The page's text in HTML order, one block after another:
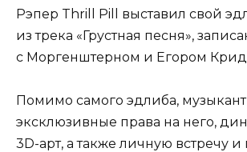
Рэпер Thrill Pill выставил свой
из трека «Грустная песня»,
с Моргенштерном и Егором
Помимо самого эдлиба,
эксклюзивные права на него,
3D-арт, а также личную встречу